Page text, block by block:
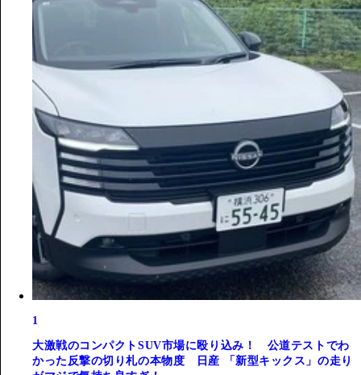
1
大激戦のコンパクトSUV市場に殴り込み！ 公道テストでわ
かった反撃の切り札の本物度 日産 「新型キックス」の走り